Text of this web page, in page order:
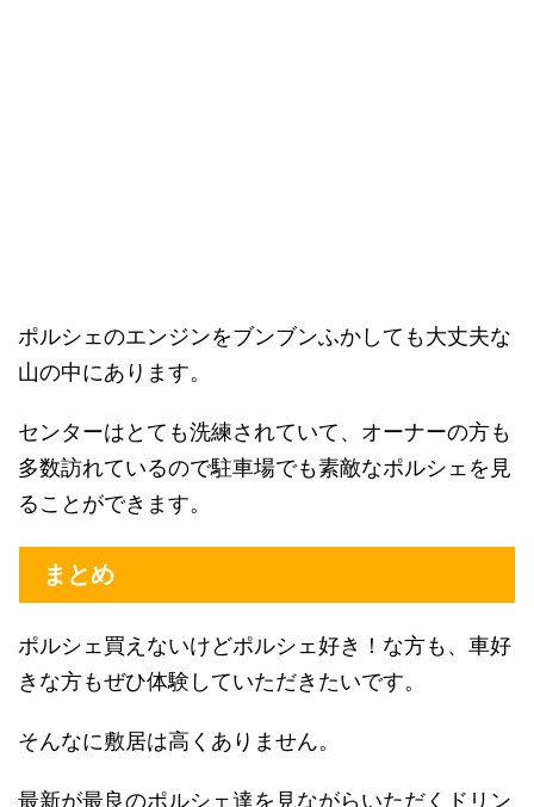
ポルシェのエンジンをブンブンふかしても大丈夫な
山の中にあります。
センターはとても洗練されていて、オーナーの方も
多数訪れているので駐車場でも素敵なポルシェを見
ることができます。
まとめ
ポルシェ買えないけどポルシェ好き！な方も、車好
きな方もぜひ体験していただきたいです。
そんなに敷居は高くありません。
最新が最良のポルシェ達を見ながらいただくドリン